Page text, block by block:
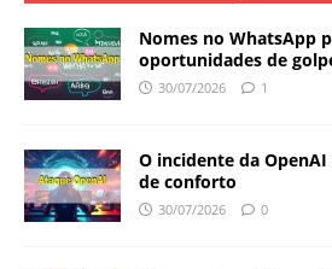
Nomes no WhatsApp
oportunidades de
30/07/2026 1
O incidente da
de conforto
30/07/2026 0